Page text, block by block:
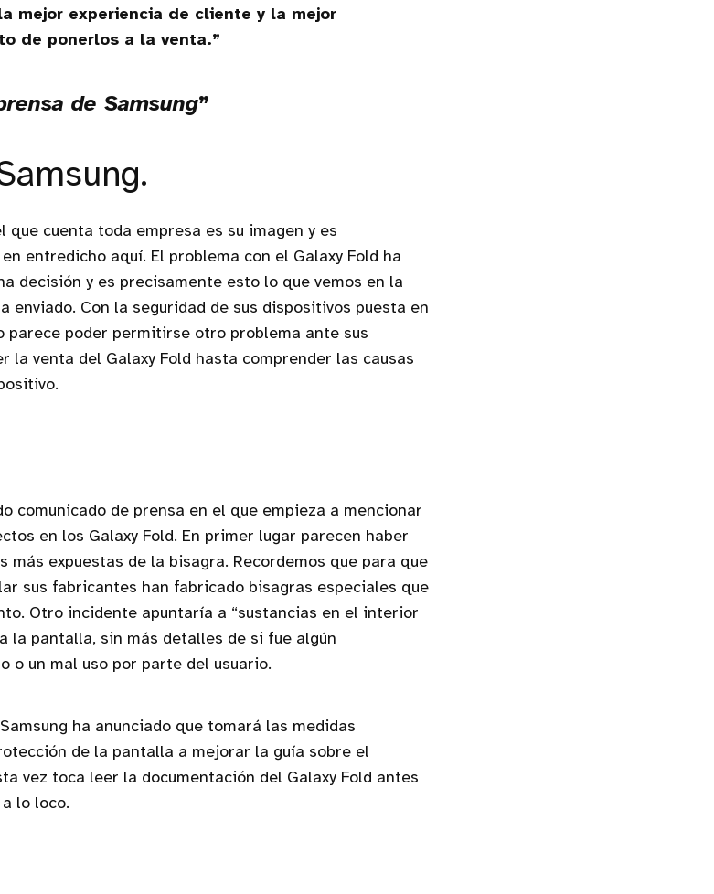
mejor experiencia de cliente y la mejor
de ponerlos a la venta.”
de Samsung
cuenta toda empresa es su imagen y es
entredicho aquí. El problema con el Galaxy Fold ha
decisión y es precisamente esto lo que vemos en la
enviado. Con la seguridad de sus dispositivos puesta en
parece poder permitirse otro problema ante sus
la venta del Galaxy Fold hasta comprender las causas
comunicado de prensa en el que empieza a mencionar
en los Galaxy Fold. En primer lugar parecen haber
más expuestas de la bisagra. Recordemos que para que
sus fabricantes han fabricado bisagras especiales que
Otro incidente apuntaría a “sustancias en el interior
la pantalla, sin más detalles de si fue algún
o un mal uso por parte del usuario.
ha anunciado que tomará las medidas
de la pantalla a mejorar la guía sobre el
vez toca leer la documentación del Galaxy Fold antes
lo loco.